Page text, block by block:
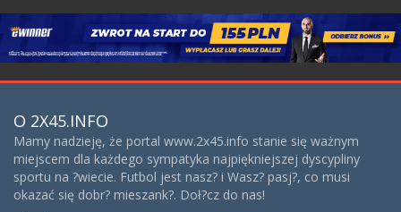
O 2X45.INFO
Mamy nadzieję, że portal www.2x45.info stanie się ważnym
miejscem dla każdego sympatyka najpiękniejszej dyscypliny
sportu na ?wiecie. Futbol jest nasz? i Wasz? pasj?, co musi
okazać się dobr? mieszank?. Doł?cz do nas!